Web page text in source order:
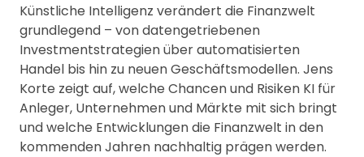
Künstliche Intelligenz verändert die Finanzwelt
grundlegend – von datengetriebenen
Investmentstrategien über automatisierten
Handel bis hin zu neuen Geschäftsmodellen. Jens
Korte zeigt auf, welche Chancen und Risiken KI für
Anleger, Unternehmen und Märkte mit sich bringt
und welche Entwicklungen die Finanzwelt in den
kommenden Jahren nachhaltig prägen werden.